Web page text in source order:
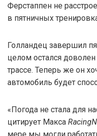
Ферстаппен не
в пятничных
Голландец завершил
целом остался
трассе. Теперь же он
автомобиль будет
«Погода не стала для
цитирует Макса
мере мы могли